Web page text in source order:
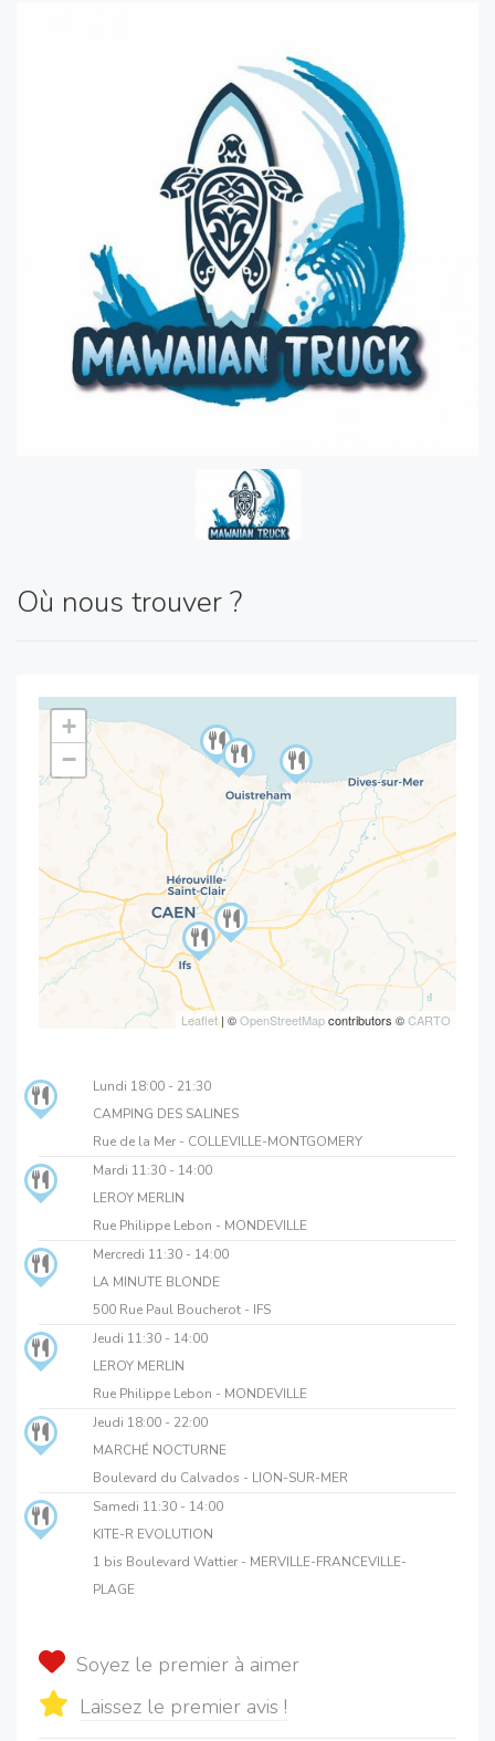
Où nous trouver ?
+
−
Leaflet| ©OpenStreetMapcontributors ©CARTO
Lundi 18:00 - 21:30
CAMPING DES SALINES
Rue de la Mer - COLLEVILLE-MONTGOMERY
Mardi 11:30 - 14:00
LEROY MERLIN
Rue Philippe Lebon - MONDEVILLE
Mercredi 11:30 - 14:00
LA MINUTE BLONDE
500 Rue Paul Boucherot - IFS
Jeudi 11:30 - 14:00
LEROY MERLIN
Rue Philippe Lebon - MONDEVILLE
Jeudi 18:00 - 22:00
MARCHÉ NOCTURNE
Boulevard du Calvados - LION-SUR-MER
Samedi 11:30 - 14:00
KITE-R EVOLUTION
1 bis Boulevard Wattier - MERVILLE-FRANCEVILLE-
PLAGE
Soyez le premier à aimer
Laissez le premier avis !